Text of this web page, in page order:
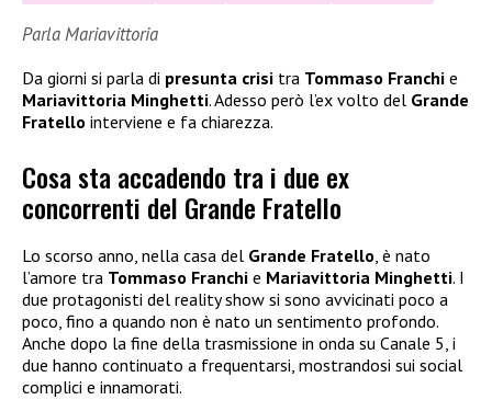
Parla Mariavittoria
Da giorni si parla di presunta crisi tra Tommaso Franchi e
Mariavittoria Minghetti. Adesso però l’ex volto del Grande
Fratello interviene e fa chiarezza.
Cosa sta accadendo tra i due ex
concorrenti del Grande Fratello
Lo scorso anno, nella casa del Grande Fratello, è nato
l’amore tra Tommaso Franchi e Mariavittoria Minghetti. I
due protagonisti del reality show si sono avvicinati poco a
poco, fino a quando non è nato un sentimento profondo.
Anche dopo la fine della trasmissione in onda su Canale 5, i
due hanno continuato a frequentarsi, mostrandosi sui social
complici e innamorati.